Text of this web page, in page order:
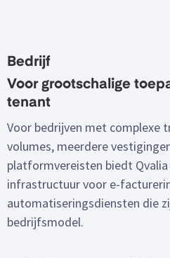
Bedrijf
Voor grootschalige
tenant
Voor bedrijven met complexe
volumes, meerdere
platformvereisten biedt Qvalia
infrastructuur voor e-
automatiseringsdiensten die
bedrijfsmodel.